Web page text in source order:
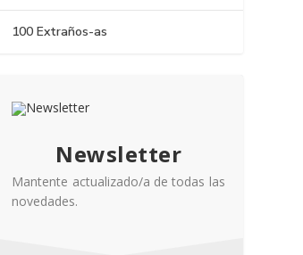
100 Extraños-as
Newsletter
Mantente actualizado/a de todas las
novedades.